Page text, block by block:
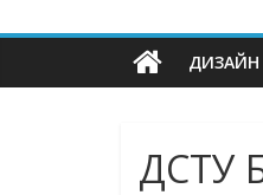
ДИЗАЙН
ДСТУ